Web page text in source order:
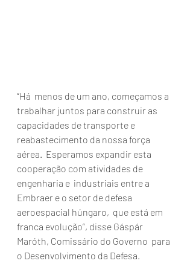
“Há  menos de um ano, começamos a
trabalhar juntos para construir as
capacidades de transporte e
reabastecimento da nossa força
aérea.  Esperamos expandir esta
cooperação com atividades de
engenharia e  industriais entre a
Embraer e o setor de defesa
aeroespacial húngaro,  que está em
franca evolução”, disse Gáspár
Maróth, Comissário do Governo  para
o Desenvolvimento da Defesa.